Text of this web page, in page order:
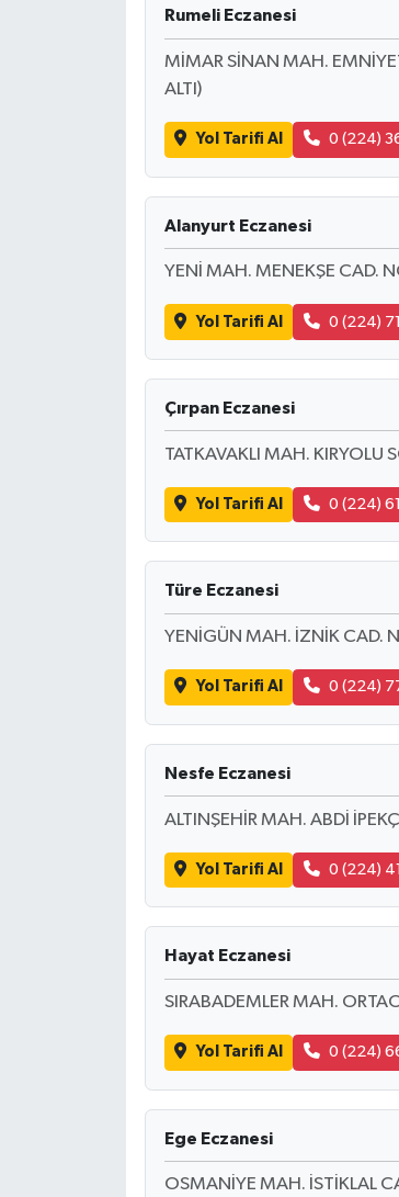
Rumeli Eczanesi
MİMAR SİNAN MAH.
ALTI)
Yol Tarifi Al 0 (224)
Alanyurt Eczanesi
YENİ MAH. MENEKŞE CAD.
Yol Tarifi Al 0 (224)
Çırpan Eczanesi
TATKAVAKLI MAH. KIRYOLU
Yol Tarifi Al 0 (224)
Türe Eczanesi
YENİGÜN MAH. İZNİK CAD.
Yol Tarifi Al 0 (224)
Nesfe Eczanesi
ALTINŞEHİR MAH. ABDİ
Yol Tarifi Al 0 (224)
Hayat Eczanesi
SIRABADEMLER MAH.
Yol Tarifi Al 0 (224)
Ege Eczanesi
OSMANİYE MAH. İSTİKLAL